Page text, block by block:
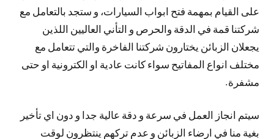
على القيام بمهمة فتح ابواب السيارات، و ستجد بالتعامل مع
شركتنا قمة في الدقة والحرص و التأني العاليين اللذين
يجعلان الزبائن يختارون شركتنا الفاخرة والتي تتعامل مع
مختلف انواع المفاتيح سواء كانت عادية او الكترونية او حتى
مشفرة.
سيتم انجاز العمل في سرعة و دقة عالية جدا و دون اي تأخير
بغية منا في ارضاء الزبائن و عدم تركهم ينتظرون لوقت